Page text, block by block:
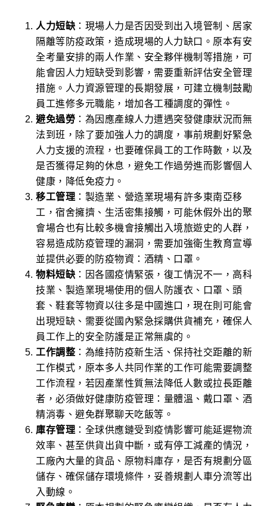
人力短缺 ：現場人力是否因受到出入境管制、居家
隔離等防疫政策，造成現場的人力缺口。原本有安
全考量安排的兩人作業、安全夥伴機制等措施，可
能會因人力短缺受到影響，需要重新評估安全管理
措施。人力資源管理的長期發展，可建立機制鼓勵
員工進修多元職能，增加各工種調度的彈性。
避免過勞 ：為因應產線人力遭遇突發健康狀況而無
法到班，除了要加強人力的調度，事前規劃好緊急
人力支援的流程，也要確保員工的工作時數，以及
是否獲得足夠的休息，避免工作過勞進而影響個人
健康，降低免疫力。
移工管理 ：製造業、營造業現場有許多東南亞移
工，宿舍擁擠、生活密集接觸，可能休假外出的聚
會場合也有比較多機會接觸出入境旅遊史的人群，
容易造成防疫管理的漏洞，需要加強衛生教育宣導
並提供必要的防疫物資：酒精、口罩。
物料短缺 ：因各國疫情緊張，復工情況不一，高科
技業、製造業現場使用的個人防護衣、口罩、頭
套、鞋套等物資以往多是中國進口，現在則可能會
出現短缺、需要從國內緊急採購供貨補充，確保人
員工作上的安全防護是正常無虞的。
工作調整 ：為維持防疫新生活、保持社交距離的新
工作模式，原本多人共同作業的工作可能需要調整
工作流程，若因產業性質無法降低人數或拉長距離
者，必須做好健康防疫管理：量體溫、戴口罩、酒
精消毒、避免群聚聊天吃飯等。
庫存管理 ：全球供應鏈受到疫情影響可能延遲物流
效率、甚至供貨出貨中斷，或有停工減產的情況，
工廠內大量的貨品、原物料庫存，是否有規劃分區
儲存、確保儲存環境條件，妥善規劃人車分流等出
入動線。